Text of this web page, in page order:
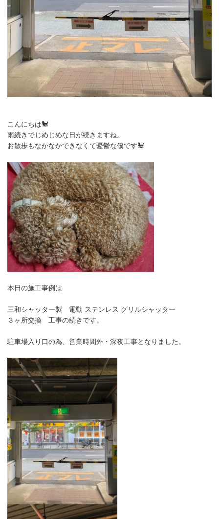
こんにちは🐩
雨続きでじめじめな日が続きますね。
お散歩もなかなかできなくて憂鬱な僕です🐩
本日の施工事例は
三和シャッター製 電動 ステンレス グリルシャッター
３ヶ所交換 工事の続きです。
駐車場入り口の為、営業時間外・深夜工事となりました。